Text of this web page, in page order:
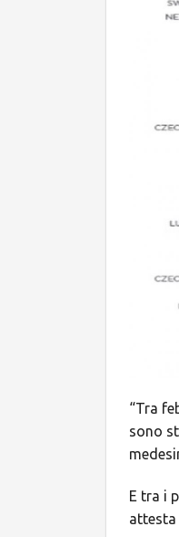
“Tra
sono
E tra i
attesta